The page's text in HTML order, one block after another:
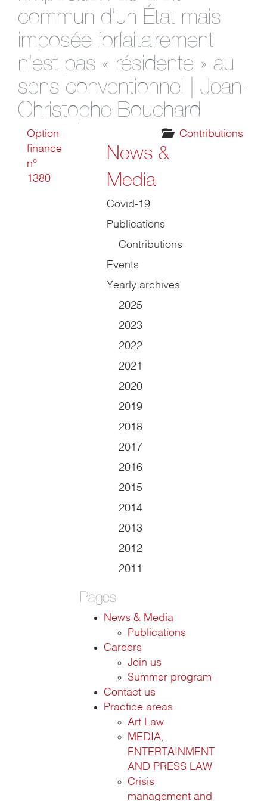
commun d’un État mais
imposée forfaitairement
n’est pas « résidente » au
sens conventionnel | Jean-
Christophe Bouchard
Contributions
Option
finance
n°
1380
News &
Media
Covid-19
Publications
Contributions
Events
Yearly archives
2025
2023
2022
2021
2020
2019
2018
2017
2016
2015
2014
2013
2012
2011
Pages
News & Media
Publications
Careers
Join us
Summer program
Contact us
Practice areas
Art Law
MEDIA,
ENTERTAINMENT
AND PRESS LAW
Crisis
management and